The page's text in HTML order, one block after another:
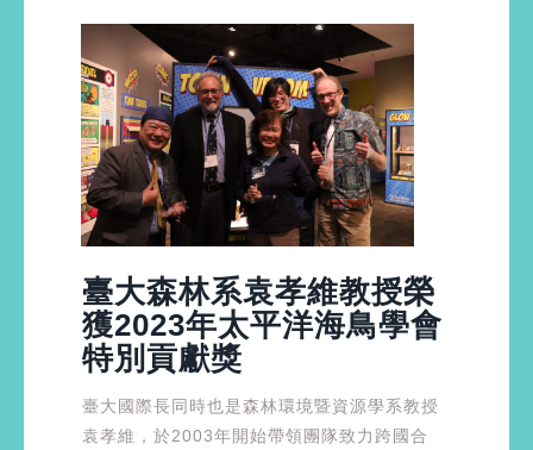
臺大森林系袁孝維教授榮
獲2023年太平洋海鳥學會
特別貢獻獎
臺大國際長同時也是森林環境暨資源學系教授
袁孝維，於2003年開始帶領團隊致力跨國合